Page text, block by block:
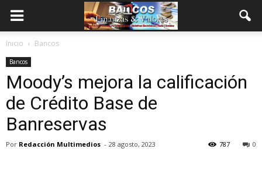
Inicio Bancos
Bancos
Moody’s mejora la calificación
de Crédito Base de
Banreservas
Por Redacción Multimedios - 28 agosto, 2023 0
787